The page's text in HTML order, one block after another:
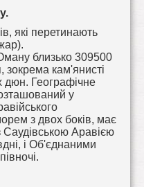
які перетинають
близько 309500
зокрема кам'янисті
дюн. Географічне
у
з двох боків, має
Саудівською Аравією
і Об'єднаними